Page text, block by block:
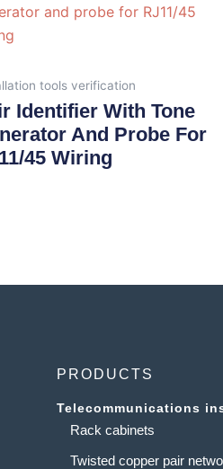
tools verification
Identifier With Tone
And Probe For
45 Wiring
PRODUCTS
Telecommunications
Rack cabinets
Twisted copper pair